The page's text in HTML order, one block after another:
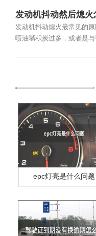
发动机抖动然后熄
发动机抖动熄火最常见的
喷油嘴积炭过多，或者是
epc灯亮是什么问题